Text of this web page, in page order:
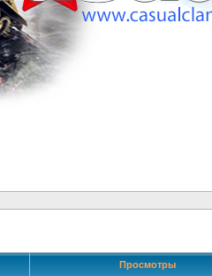
Просмотры